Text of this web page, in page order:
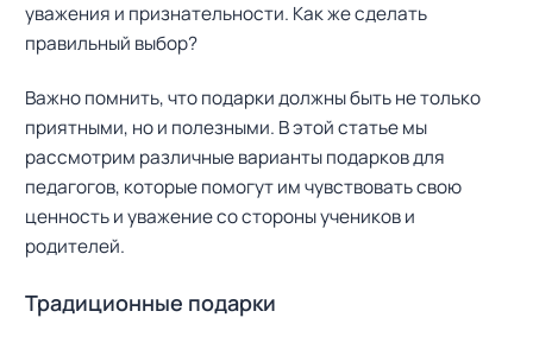
уважения и признательности. Как же сделать
правильный выбор?
Важно помнить, что подарки должны быть не только
приятными, но и полезными. В этой статье мы
рассмотрим различные варианты подарков для
педагогов, которые помогут им чувствовать свою
ценность и уважение со стороны учеников и
родителей.
Традиционные подарки